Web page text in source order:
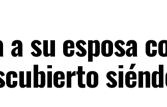
su esposa